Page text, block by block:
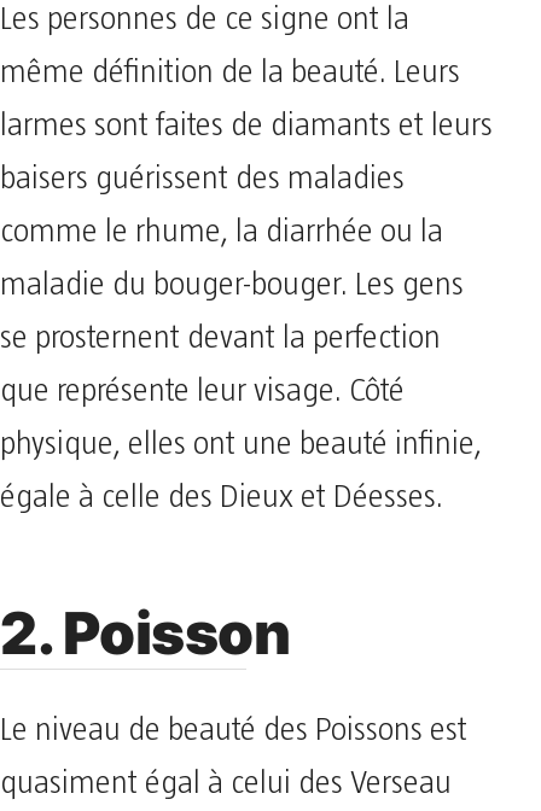
Les personnes de ce signe ont la
même définition de la beauté. Leurs
larmes sont faites de diamants et leurs
baisers guérissent des maladies
comme le rhume, la diarrhée ou la
maladie du bouger-bouger. Les gens
se prosternent devant la perfection
que représente leur visage. Côté
physique, elles ont une beauté infinie,
égale à celle des Dieux et Déesses.
2. Poisson
Le niveau de beauté des Poissons est
quasiment égal à celui des Verseau